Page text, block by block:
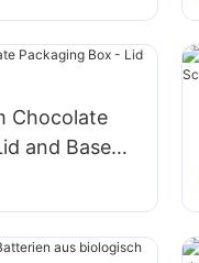
Chocolate
and Base